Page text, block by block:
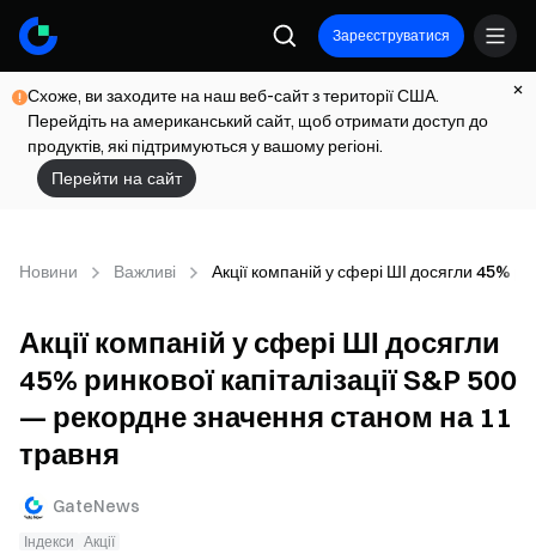
Зареєструватися
Схоже, ви заходите на наш веб-сайт з території США.
Перейдіть на американський сайт, щоб отримати доступ до
продуктів, які підтримуються у вашому регіоні.
Перейти на сайт
Новини Важливі Акції компаній у сфері ШІ досягли 45%
Акції компаній у сфері ШІ досягли
45% ринкової капіталізації S&P 500
— рекордне значення станом на 11
травня
GateNews
Індекси Акції